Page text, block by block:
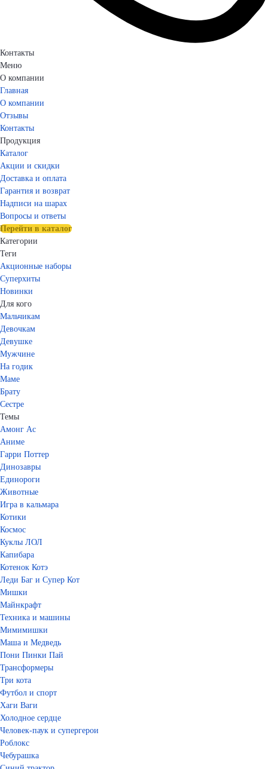
Контакты
Меню
О компании
Главная
О компании
Отзывы
Контакты
Продукция
Каталог
Акции и скидки
Доставка и оплата
Гарантия и возврат
Надписи на шарах
Вопросы и ответы
Перейти в каталог
Категории
Теги
Акционные наборы
Суперхиты
Новинки
Для кого
Мальчикам
Девочкам
Девушке
Мужчине
На годик
Маме
Брату
Сестре
Темы
Амонг Ас
Аниме
Гарри Поттер
Динозавры
Единороги
Животные
Игра в кальмара
Котики
Космос
Куклы ЛОЛ
Капибара
Котенок Котэ
Леди Баг и Супер Кот
Мишки
Майнкрафт
Техника и машины
Мимимишки
Маша и Медведь
Пони Пинки Пай
Трансформеры
Три кота
Футбол и спорт
Хаги Ваги
Холодное сердце
Человек-паук и супергерои
Роблокс
Чебурашка